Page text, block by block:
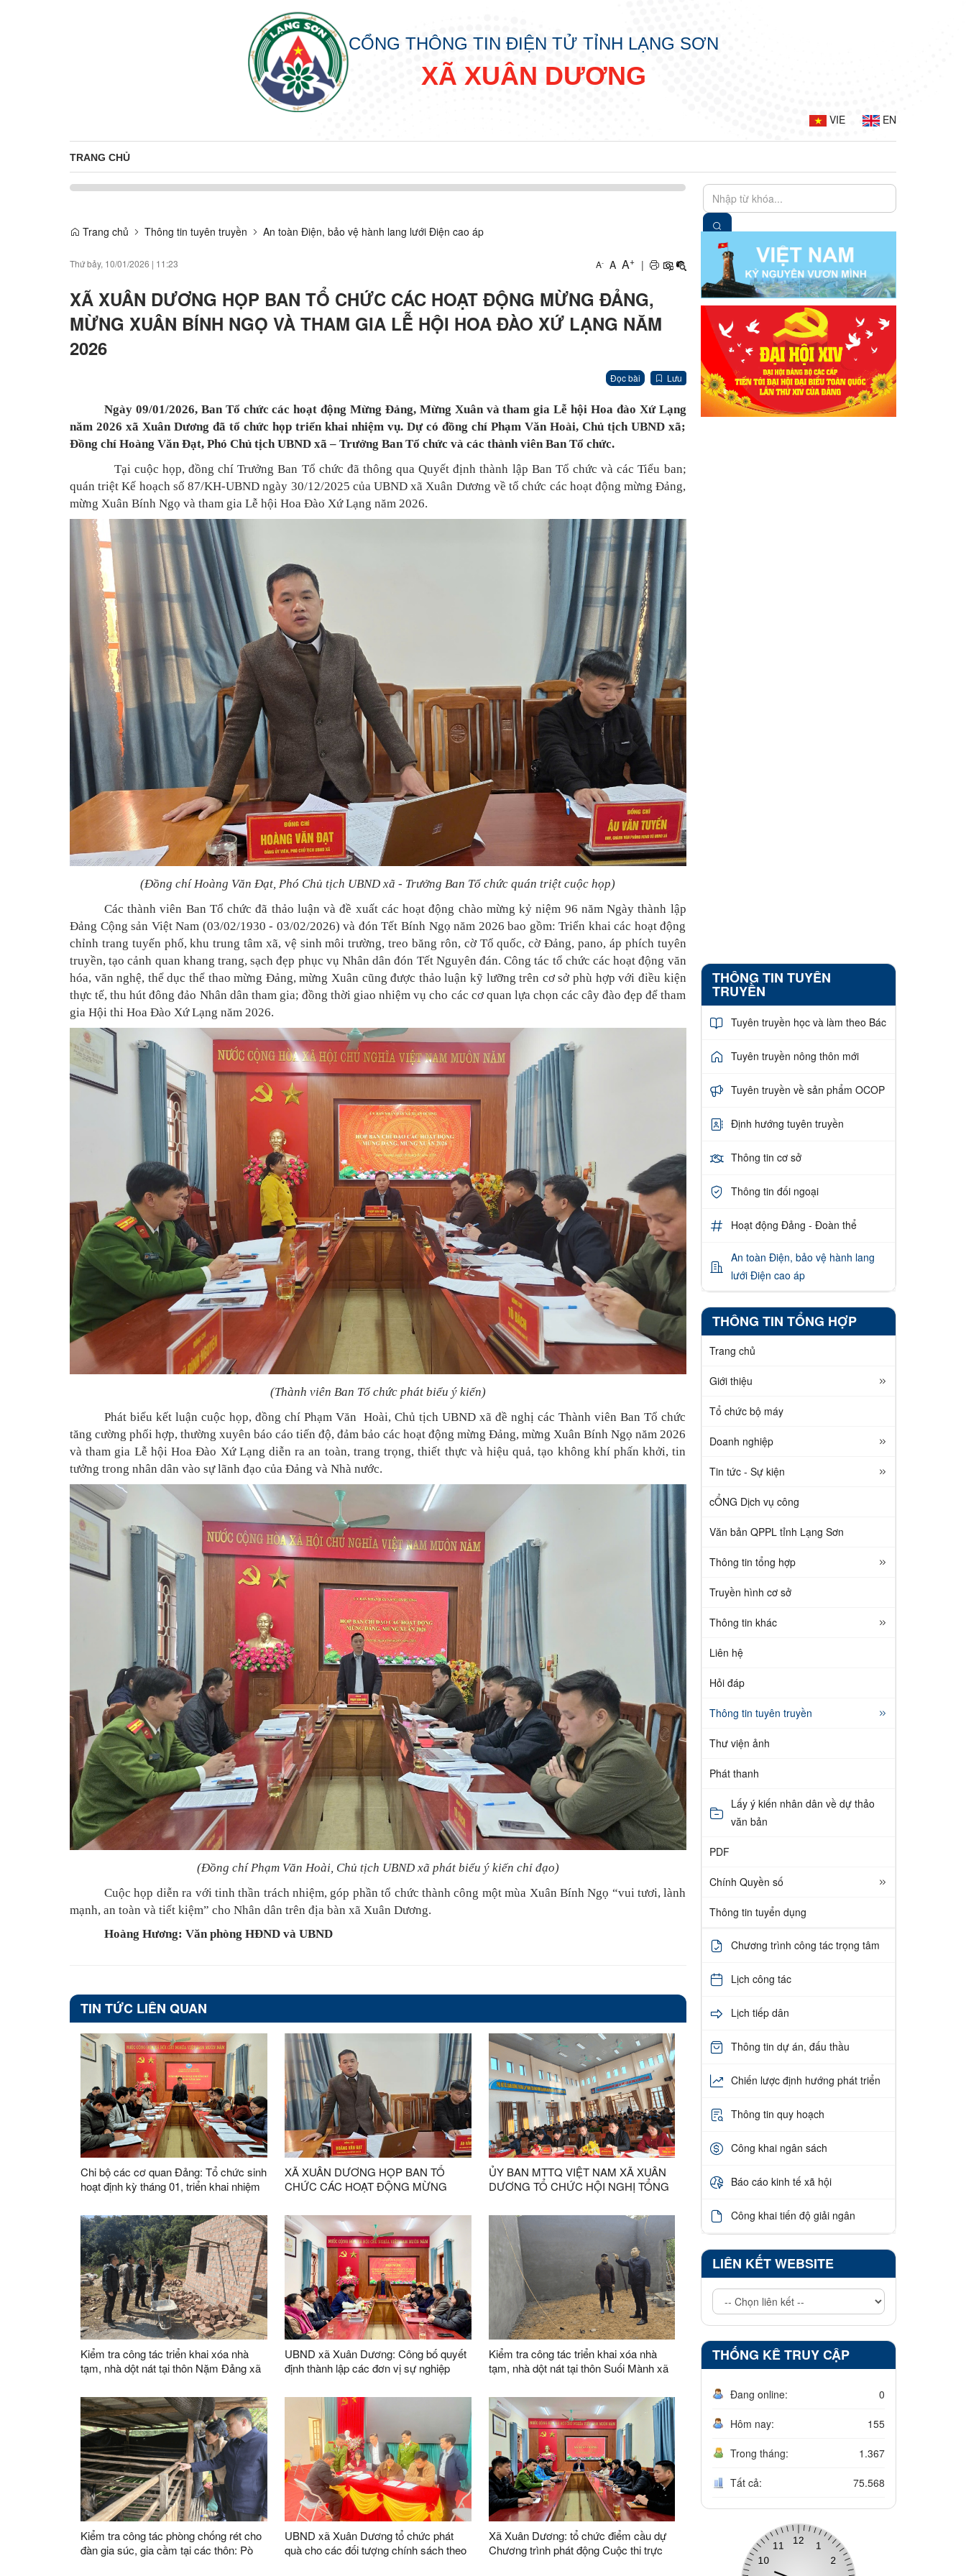
CỔNG THÔNG TIN ĐIỆN TỬ TỈNH LẠNG SƠN
XÃ XUÂN DƯƠNG
VIE EN
TRANG CHỦ
Trang chủ Thông tin tuyên truyền An toàn Điện, bảo vệ hành lang lưới Điện cao áp
Thứ bảy, 10/01/2026 | 11:23 A- A A+ |
XÃ XUÂN DƯƠNG HỌP BAN TỔ CHỨC CÁC HOẠT ĐỘNG MỪNG ĐẢNG,
MỪNG XUÂN BÍNH NGỌ VÀ THAM GIA LỄ HỘI HOA ĐÀO XỨ LẠNG NĂM
2026
Đọc bài Lưu
Ngày 09/01/2026, Ban Tổ chức các hoạt động Mừng Đảng, Mừng Xuân và tham gia Lễ hội Hoa đào Xứ Lạng
năm 2026 xã Xuân Dương đã tổ chức họp triển khai nhiệm vụ. Dự có đồng chí Phạm Văn Hoài, Chủ tịch UBND xã;
Đồng chí Hoàng Văn Đạt, Phó Chủ tịch UBND xã – Trưởng Ban Tổ chức và các thành viên Ban Tổ chức.
Tại cuộc họp, đồng chí Trưởng Ban Tổ chức đã thông qua Quyết định thành lập Ban Tổ chức và các Tiểu ban;
quán triệt Kế hoạch số 87/KH-UBND ngày 30/12/2025 của UBND xã Xuân Dương về tổ chức các hoạt động mừng Đảng,
mừng Xuân Bính Ngọ và tham gia Lễ hội Hoa Đào Xứ Lạng năm 2026.
(Đồng chí Hoàng Văn Đạt, Phó Chủ tịch UBND xã - Trưởng Ban Tổ chức quán triệt cuộc họp)
Các thành viên Ban Tổ chức đã thảo luận và đề xuất các hoạt động chào mừng kỷ niệm 96 năm Ngày thành lập
Đảng Cộng sản Việt Nam (03/02/1930 - 03/02/2026) và đón Tết Bính Ngọ năm 2026 bao gồm: Triển khai các hoạt động
chỉnh trang tuyến phố, khu trung tâm xã, vệ sinh môi trường, treo băng rôn, cờ Tổ quốc, cờ Đảng, pano, áp phích tuyên
truyền, tạo cảnh quan khang trang, sạch đẹp phục vụ Nhân dân đón Tết Nguyên đán. Công tác tổ chức các hoạt động văn
hóa, văn nghệ, thể dục thể thao mừng Đảng, mừng Xuân cũng được thảo luận kỹ lưỡng trên cơ sở phù hợp với điều kiện
thực tế, thu hút đông đảo Nhân dân tham gia; đồng thời giao nhiệm vụ cho các cơ quan lựa chọn các cây đào đẹp để tham
gia Hội thi Hoa Đào Xứ Lạng năm 2026.
(Thành viên Ban Tổ chức phát biểu ý kiến)
Phát biểu kết luận cuộc họp, đồng chí Phạm Văn Hoài, Chủ tịch UBND xã đề nghị các Thành viên Ban Tổ chức
tăng cường phối hợp, thường xuyên báo cáo tiến độ, đảm bảo các hoạt động mừng Đảng, mừng Xuân Bính Ngọ năm 2026
và tham gia Lễ hội Hoa Đào Xứ Lạng diễn ra an toàn, trang trọng, thiết thực và hiệu quả, tạo không khí phấn khởi, tin
tưởng trong nhân dân vào sự lãnh đạo của Đảng và Nhà nước.
(Đồng chí Phạm Văn Hoài, Chủ tịch UBND xã phát biểu ý kiến chỉ đạo)
Cuộc họp diễn ra với tinh thần trách nhiệm, góp phần tổ chức thành công một mùa Xuân Bính Ngọ “vui tươi, lành
mạnh, an toàn và tiết kiệm” cho Nhân dân trên địa bàn xã Xuân Dương.
Hoàng Hương: Văn phòng HĐND và UBND
TIN TỨC LIÊN QUAN
Chi bộ các cơ quan Đảng: Tổ chức sinh
hoạt định kỳ tháng 01, triển khai nhiệm
XÃ XUÂN DƯƠNG HỌP BAN TỔ
CHỨC CÁC HOẠT ĐỘNG MỪNG
THAM GIA LỄ HỘI HOA ĐÀO XỨ
LẠNG NĂM 2026
ỦY BAN MTTQ VIỆT NAM XÃ XUÂN
DƯƠNG TỔ CHỨC HỘI NGHỊ TỔNG
Kiểm tra công tác triển khai xóa nhà
tạm, nhà dột nát tại thôn Nặm Đảng xã
UBND xã Xuân Dương: Công bố quyết
định thành lập các đơn vị sự nghiệp
quyết định về công tác cán bộ.
Kiểm tra công tác triển khai xóa nhà
tạm, nhà dột nát tại thôn Suối Mành xã
Kiểm tra công tác phòng chống rét cho
đàn gia súc, gia cầm tại các thôn: Pò
UBND xã Xuân Dương tổ chức phát
quà cho các đối tượng chính sách theo
Xã Xuân Dương: tổ chức điểm cầu dự
Chương trình phát động Cuộc thi trực
THÔNG TIN TUYÊN
TRUYỀN
Tuyên truyền học và làm theo Bác
Tuyên truyền nông thôn mới
Tuyên truyền về sản phẩm OCOP
Định hướng tuyên truyền
Thông tin cơ sở
Thông tin đối ngoại
Hoạt động Đảng - Đoàn thể
An toàn Điện, bảo vệ hành lang
lưới Điện cao áp
THÔNG TIN TỔNG HỢP
Trang chủ
Giới thiệu
Tổ chức bộ máy
Doanh nghiệp
Tin tức - Sự kiện
cỔNG Dịch vụ công
Văn bản QPPL tỉnh Lạng Sơn
Thông tin tổng hợp
Truyền hình cơ sở
Thông tin khác
Liên hệ
Hỏi đáp
Thông tin tuyên truyền
Thư viện ảnh
Phát thanh
Lấy ý kiến nhân dân về dự thảo
văn bản
PDF
Chính Quyền số
Thông tin tuyển dụng
Chương trình công tác trọng tâm
Lịch công tác
Lịch tiếp dân
Thông tin dự án, đấu thầu
Chiến lược định hướng phát triển
Thông tin quy hoạch
Công khai ngân sách
Báo cáo kinh tế xã hội
Công khai tiến độ giải ngân
LIÊN KẾT WEBSITE
THỐNG KÊ TRUY CẬP
Đang online: 0
Hôm nay: 155
Trong tháng: 1.367
Tất cả: 75.568